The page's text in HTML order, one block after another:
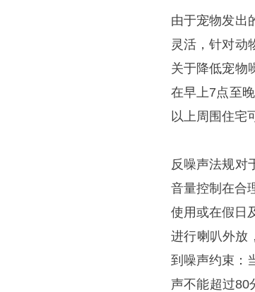
由于宠物发出
灵活，针对动
关于降低宠物
在早上7点至
以上周围住宅
反噪声法规对
音量控制在合
使用或在假日
进行喇叭外放
到噪声约束：
声不能超过80